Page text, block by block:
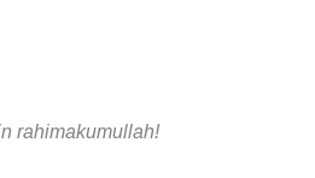
rahimakumullah!